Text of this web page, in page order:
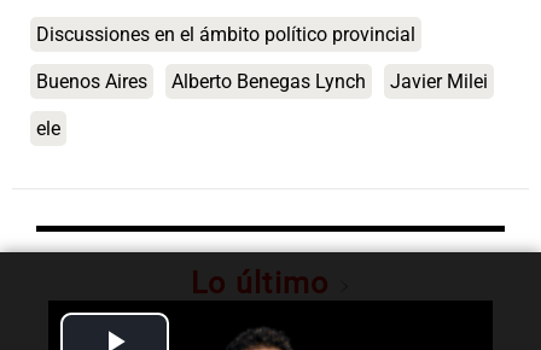
Discussiones en el ámbito político provincial
Buenos Aires Alberto Benegas Lynch Javier Milei
ele
Lo último